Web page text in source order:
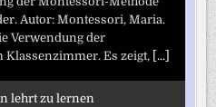
Autor: Montessori, Maria.
Verwendung der
Es zeigt, [...]
lehrt zu lernen